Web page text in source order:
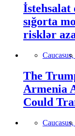
İstehsalat
sığorta
risklər
Caucasus,
The
Armenia
Could
Caucasus,